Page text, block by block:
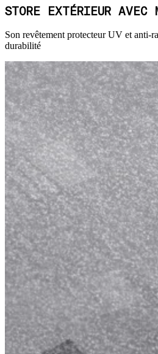
STORE EXTÉRIEUR AVEC
Son revêtement protecteur UV et anti-
durabilité